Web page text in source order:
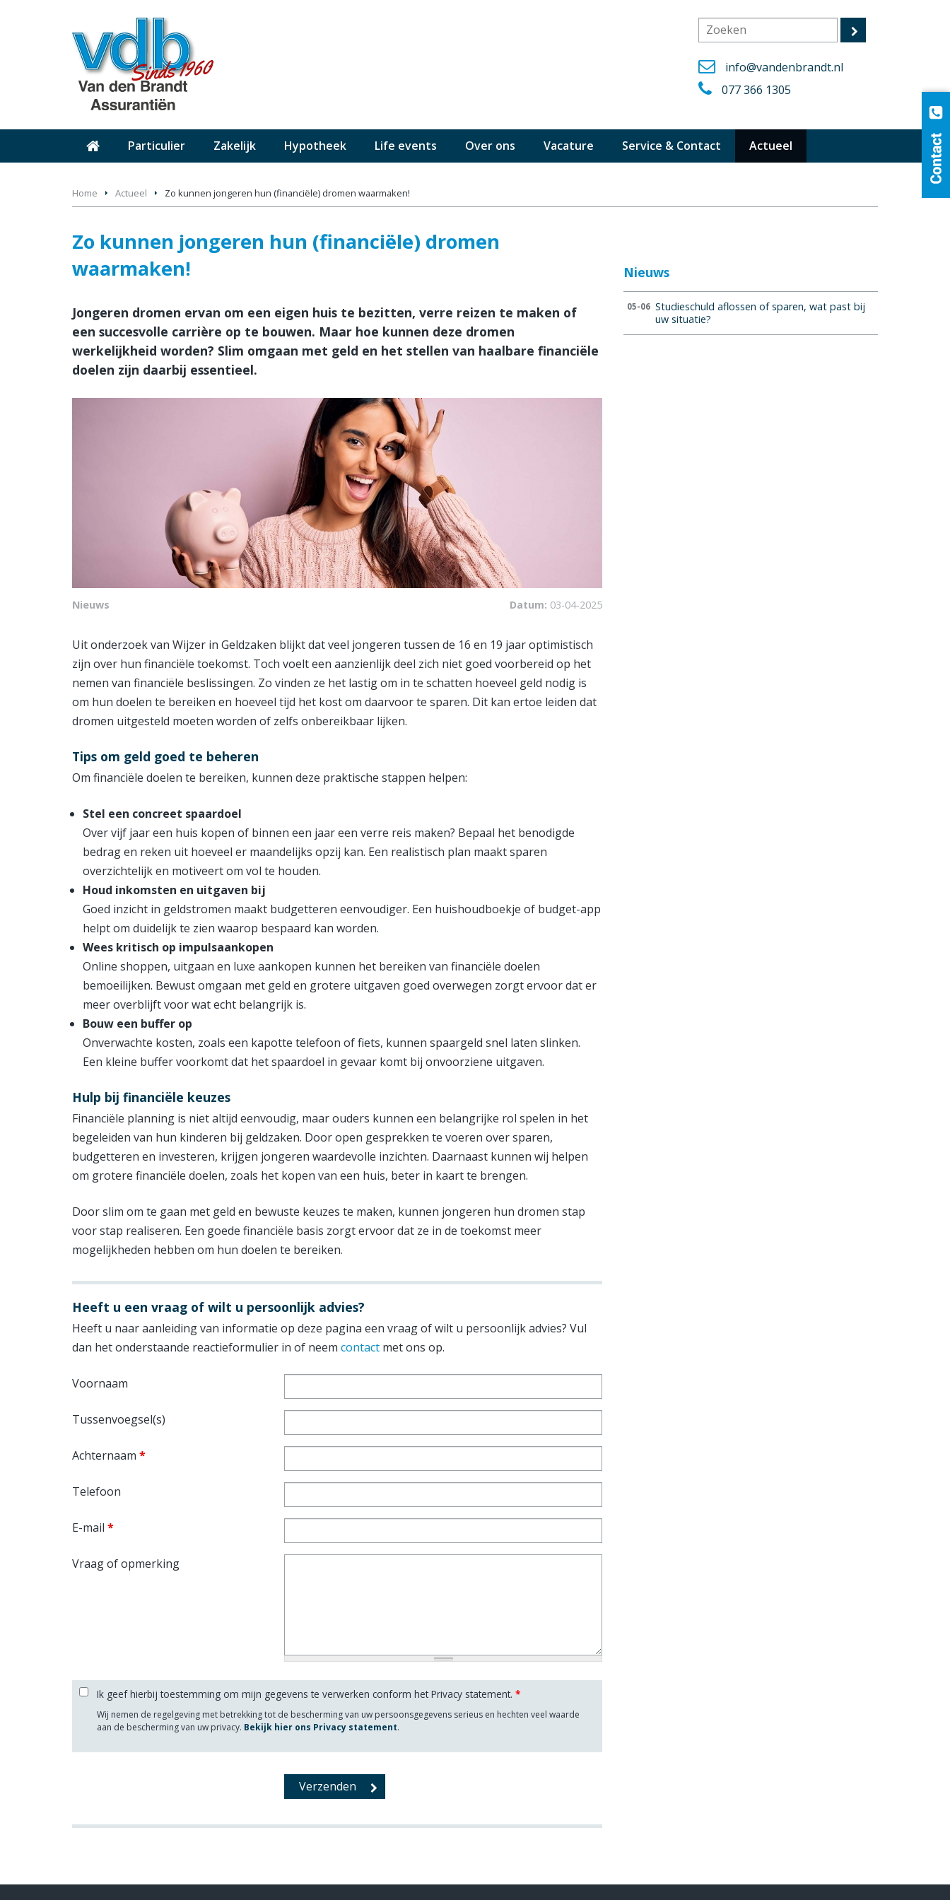
info@vandenbrandt.nl
077 366 1305
Particulier Zakelijk Hypotheek Life events Over ons Vacature Service & Contact Actueel
Home Actueel Zo kunnen jongeren hun (financiële) dromen waarmaken!
Zo kunnen jongeren hun (financiële) dromen
waarmaken!
Jongeren dromen ervan om een eigen huis te bezitten, verre reizen te maken of
een succesvolle carrière op te bouwen. Maar hoe kunnen deze dromen
werkelijkheid worden? Slim omgaan met geld en het stellen van haalbare financiële
doelen zijn daarbij essentieel.
Nieuws Datum: 03-04-2025
Uit onderzoek van Wijzer in Geldzaken blijkt dat veel jongeren tussen de 16 en 19 jaar optimistisch
zijn over hun financiële toekomst. Toch voelt een aanzienlijk deel zich niet goed voorbereid op het
nemen van financiële beslissingen. Zo vinden ze het lastig om in te schatten hoeveel geld nodig is
om hun doelen te bereiken en hoeveel tijd het kost om daarvoor te sparen. Dit kan ertoe leiden dat
dromen uitgesteld moeten worden of zelfs onbereikbaar lijken.
Tips om geld goed te beheren
Om financiële doelen te bereiken, kunnen deze praktische stappen helpen:
Stel een concreet spaardoel
Over vijf jaar een huis kopen of binnen een jaar een verre reis maken? Bepaal het benodigde
bedrag en reken uit hoeveel er maandelijks opzij kan. Een realistisch plan maakt sparen
overzichtelijk en motiveert om vol te houden.
Houd inkomsten en uitgaven bij
Goed inzicht in geldstromen maakt budgetteren eenvoudiger. Een huishoudboekje of budget-app
helpt om duidelijk te zien waarop bespaard kan worden.
Wees kritisch op impulsaankopen
Online shoppen, uitgaan en luxe aankopen kunnen het bereiken van financiële doelen
bemoeilijken. Bewust omgaan met geld en grotere uitgaven goed overwegen zorgt ervoor dat er
meer overblijft voor wat echt belangrijk is.
Bouw een buffer op
Onverwachte kosten, zoals een kapotte telefoon of fiets, kunnen spaargeld snel laten slinken.
Een kleine buffer voorkomt dat het spaardoel in gevaar komt bij onvoorziene uitgaven.
Hulp bij financiële keuzes
Financiële planning is niet altijd eenvoudig, maar ouders kunnen een belangrijke rol spelen in het
begeleiden van hun kinderen bij geldzaken. Door open gesprekken te voeren over sparen,
budgetteren en investeren, krijgen jongeren waardevolle inzichten. Daarnaast kunnen wij helpen
om grotere financiële doelen, zoals het kopen van een huis, beter in kaart te brengen.
Door slim om te gaan met geld en bewuste keuzes te maken, kunnen jongeren hun dromen stap
voor stap realiseren. Een goede financiële basis zorgt ervoor dat ze in de toekomst meer
mogelijkheden hebben om hun doelen te bereiken.
Heeft u een vraag of wilt u persoonlijk advies?
Heeft u naar aanleiding van informatie op deze pagina een vraag of wilt u persoonlijk advies? Vul
dan het onderstaande reactieformulier in of neem contact met ons op.
Voornaam
Tussenvoegsel(s)
Achternaam *
Telefoon
E-mail *
Vraag of opmerking
Ik geef hierbij toestemming om mijn gegevens te verwerken conform het Privacy statement. *
Wij nemen de regelgeving met betrekking tot de bescherming van uw persoonsgegevens serieus en hechten veel waarde
aan de bescherming van uw privacy. Bekijk hier ons Privacy statement.
Nieuws
05-06 Studieschuld aflossen of sparen, wat past bij
uw situatie?